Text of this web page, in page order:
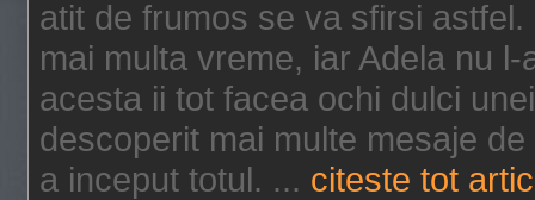
atit de frumos se va sfirsi
mai multa vreme, iar Adela nu
acesta ii tot facea ochi dulci
descoperit mai multe mesaje
a inceput totul. ... citeste tot